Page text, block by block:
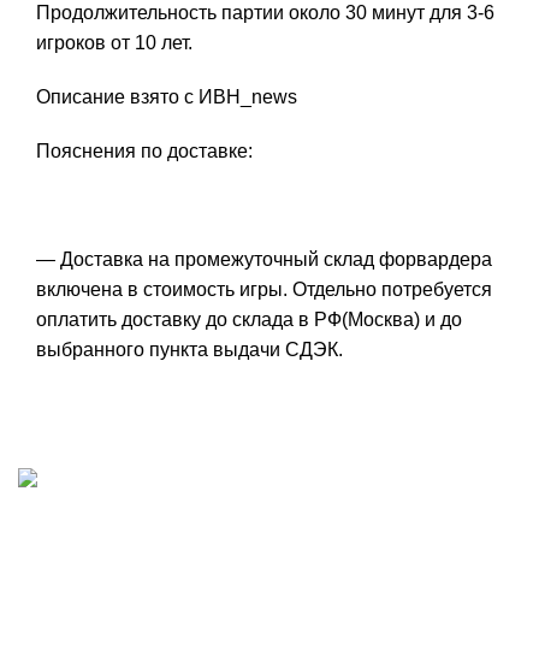
Продолжительность партии около 30 минут для 3-6
игроков от 10 лет.
Описание взято с ИВН_news
Пояснения по доставке:
— Доставка на промежуточный склад форвардера
включена в стоимость игры. Отдельно потребуется
оплатить доставку до склада в РФ(Москва) и до
выбранного пункта выдачи СДЭК.